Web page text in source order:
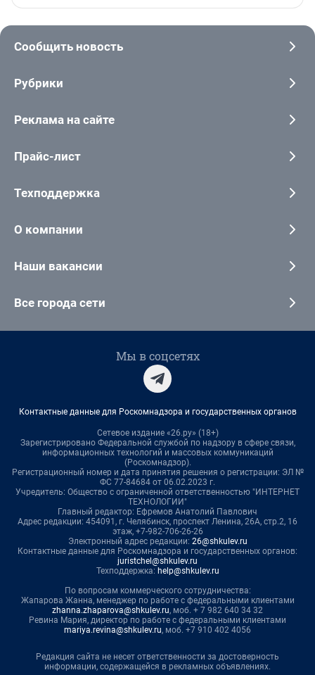
Сообщить новость
Рубрики
Реклама на сайте
Прайс-лист
Техподдержка
О компании
Наши вакансии
Все города сети
Мы в соцсетях
Контактные данные для Роскомнадзора и государственных органов
Сетевое издание «26.ру» (18+)
Зарегистрировано Федеральной службой по надзору в сфере связи,
информационных технологий и массовых коммуникаций
(Роскомнадзор).
Регистрационный номер и дата принятия решения о регистрации: ЭЛ №
ФС 77-84684 от 06.02.2023 г.
Учредитель: Общество с ограниченной ответственностью "ИНТЕРНЕТ
ТЕХНОЛОГИИ"
Главный редактор: Ефремов Анатолий Павлович
Адрес редакции: 454091, г. Челябинск, проспект Ленина, 26А, стр.2, 16
этаж, +7-982-706-26-26
Электронный адрес редакции: 26@shkulev.ru
Контактные данные для Роскомнадзора и государственных органов:
juristchel@shkulev.ru
Техподдержка: help@shkulev.ru
По вопросам коммерческого сотрудничества:
Жапарова Жанна, менеджер по работе с федеральными клиентами
zhanna.zhaparova@shkulev.ru, моб. + 7 982 640 34 32
Ревина Мария, директор по работе с федеральными клиентами
mariya.revina@shkulev.ru, моб. +7 910 402 4056
Редакция сайта не несет ответственности за достоверность
информации, содержащейся в рекламных объявлениях.